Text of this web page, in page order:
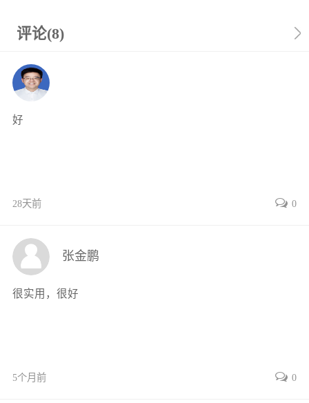
1.3 智能设计方法的应用领域 4
第2章 人工智能基础 6
2.1 人工智能的基本概念 6
2.3 人工智能的主要技术 22
第4章 神经网络基础 53
4.2 前馈神经网络 55
4.3 反馈神经网络 74
5.1 遗传算法的基本概念 98
5.3 遗传算法在旅行商问题中的应用举例 110
评论(8)
好
28天前 0
张金鹏
很实用，很好
5个月前 0